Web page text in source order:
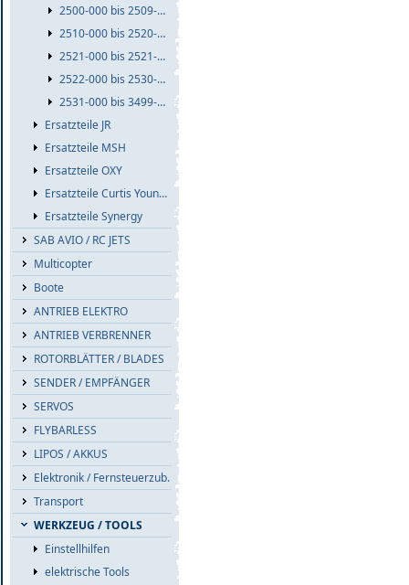
2500-000 bis 2509-999
2510-000 bis 2520-999
2521-000 bis 2521-999
2522-000 bis 2530-999
2531-000 bis 3499-999
Ersatzteile JR
Ersatzteile MSH
Ersatzteile OXY
Ersatzteile Curtis Youngblood
Ersatzteile Synergy
SAB AVIO / RC JETS
Multicopter
Boote
ANTRIEB ELEKTRO
ANTRIEB VERBRENNER
ROTORBLÄTTER / BLADES
SENDER / EMPFÄNGER
SERVOS
FLYBARLESS
LIPOS / AKKUS
Elektronik / Fernsteuerzub.
Transport
WERKZEUG / TOOLS
Einstellhilfen
elektrische Tools